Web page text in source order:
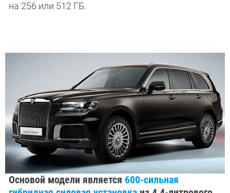
на 256 или 512 ГБ.
Основой модели является 600-сильная